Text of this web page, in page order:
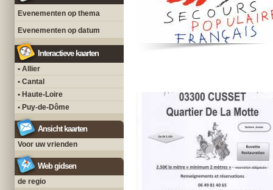
Evenementen op thema
Evenementen op datum
Interactieve kaarten
• Allier
• Cantal
• Haute-Loire
• Puy-de-Dôme
Ansicht kaarten
Voor uw vrienden
Web gidsen
de regio